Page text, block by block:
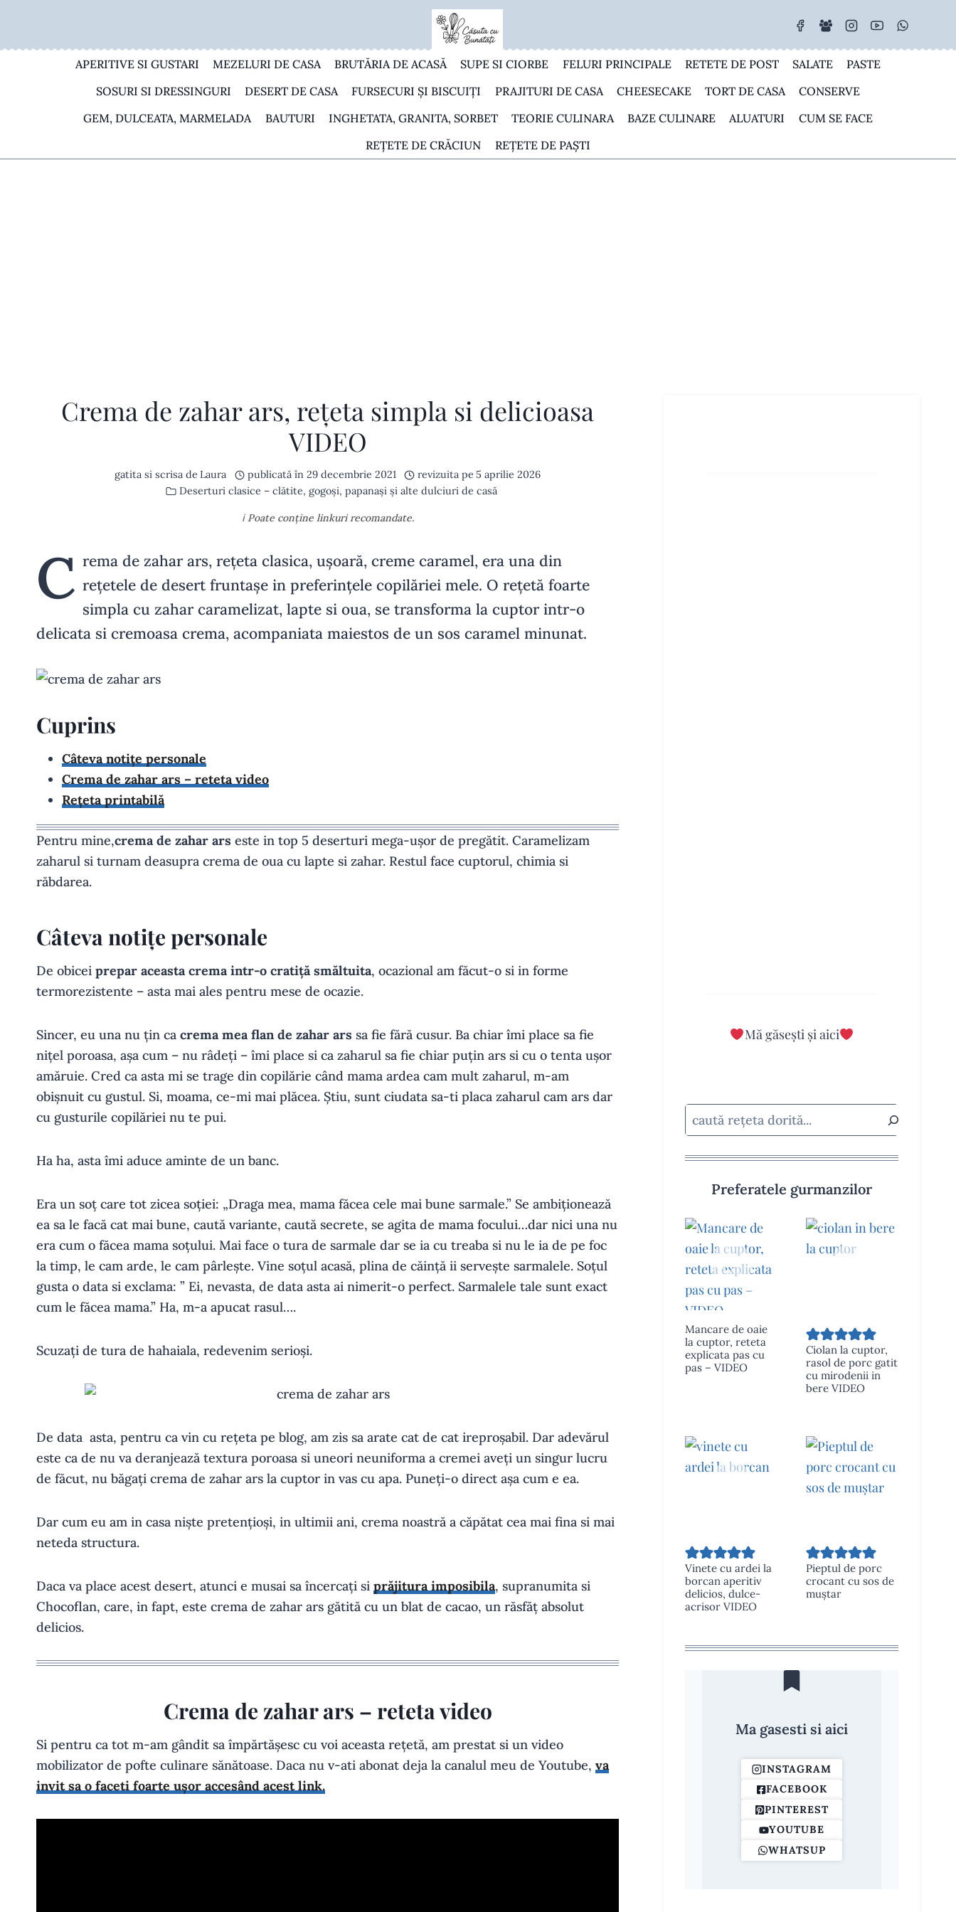
content
APERITIVE SI GUSTARI MEZELURI DE CASA BRUTĂRIA DE ACASĂ SUPE SI CIORBE FELURI PRINCIPALE RETETE DE POST SALATE
PASTE
SOSURI SI DRESSINGURI
DESERT DE CASA FURSECURI ȘI BISCUIȚI PRAJITURI DE CASA CHEESECAKE TORT DE CASA
CONSERVE
GEM, DULCEATA, MARMELADA
BAUTURI INGHETATA, GRANITA, SORBET TEORIE CULINARA BAZE CULINARE ALUATURI
CUM SE FACE
REȚETE DE CRĂCIUN
REȚETE DE PAȘTI
Crema de zahar ars, rețeta simpla si delicioasa
VIDEO
gatita si scrisa de Laura publicată în 29 decembrie 2021 revizuita pe 5 aprilie 2026
Deserturi clasice – clătite, gogoși, papanași și alte dulciuri de casă
ℹ️ Poate conține linkuri recomandate.
C rema de zahar ars, rețeta clasica, ușoară, creme caramel, era una din
rețetele de desert fruntașe in preferințele copilăriei mele. O rețetă foarte
simpla cu zahar caramelizat, lapte si oua, se transforma la cuptor intr-o
delicata si cremoasa crema, acompaniata maiestos de un sos caramel minunat.
Cuprins
Câteva notițe personale
Crema de zahar ars – reteta video
Rețeta printabilă
Pentru mine,crema de zahar ars este in top 5 deserturi mega-ușor de pregătit. Caramelizam
zaharul si turnam deasupra crema de oua cu lapte si zahar. Restul face cuptorul, chimia si
răbdarea.
Câteva notițe personale
De obicei prepar aceasta crema intr-o cratiță smăltuita, ocazional am făcut-o si in forme
termorezistente – asta mai ales pentru mese de ocazie.
Sincer, eu una nu țin ca crema mea flan de zahar ars sa fie fără cusur. Ba chiar îmi place sa fie
nițel poroasa, așa cum – nu râdeți – îmi place si ca zaharul sa fie chiar puțin ars si cu o tenta ușor
amăruie. Cred ca asta mi se trage din copilărie când mama ardea cam mult zaharul, m-am
obișnuit cu gustul. Si, moama, ce-mi mai plăcea. Știu, sunt ciudata sa-ti placa zaharul cam ars dar
cu gusturile copilăriei nu te pui.
Ha ha, asta îmi aduce aminte de un banc.
Era un soț care tot zicea soției: „Draga mea, mama făcea cele mai bune sarmale.” Se ambiționează
ea sa le facă cat mai bune, caută variante, caută secrete, se agita de mama focului…dar nici una nu
era cum o făcea mama soțului. Mai face o tura de sarmale dar se ia cu treaba si nu le ia de pe foc
la timp, le cam arde, le cam pârlește. Vine soțul acasă, plina de căință ii servește sarmalele. Soțul
gusta o data si exclama: ” Ei, nevasta, de data asta ai nimerit-o perfect. Sarmalele tale sunt exact
cum le făcea mama.” Ha, m-a apucat rasul….
Scuzați de tura de hahaiala, redevenim serioși.
De data asta, pentru ca vin cu rețeta pe blog, am zis sa arate cat de cat ireproșabil. Dar adevărul
este ca de nu va deranjează textura poroasa si uneori neuniforma a cremei aveți un singur lucru
de făcut, nu băgați crema de zahar ars la cuptor in vas cu apa. Puneți-o direct așa cum e ea.
Dar cum eu am in casa niște pretențioși, in ultimii ani, crema noastră a căpătat cea mai fina si mai
neteda structura.
Daca va place acest desert, atunci e musai sa încercați si prăjitura imposibila, supranumita si
Chocoflan, care, in fapt, este crema de zahar ars gătită cu un blat de cacao, un răsfăț absolut
delicios.
Crema de zahar ars – reteta video
Si pentru ca tot m-am gândit sa împărtășesc cu voi aceasta rețetă, am prestat si un video
mobilizator de pofte culinare sănătoase. Daca nu v-ati abonat deja la canalul meu de Youtube, va
invit sa o faceti foarte ușor accesând acest link.
Mă găsești și aici
Caută
Preferatele gurmanzilor
Mancare de oaie
la cuptor, reteta
explicata pas cu
pas – VIDEO
Ciolan la cuptor,
rasol de porc gatit
cu mirodenii in
bere VIDEO
Vinete cu ardei la
borcan aperitiv
delicios, dulce-
acrisor VIDEO
Pieptul de porc
crocant cu sos de
muștar
Ma gasesti si aici
INSTAGRAM
FACEBOOK
PINTEREST
YOUTUBE
WHATSUP